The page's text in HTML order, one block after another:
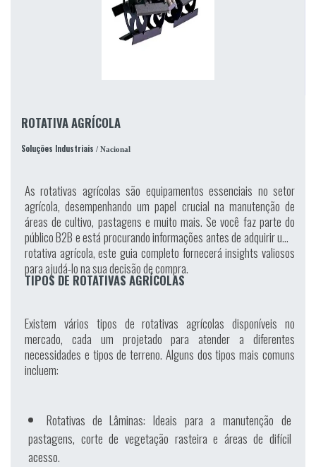
ROTATIVA AGRÍCOLA
Soluções Industriais / Nacional
As rotativas agrícolas são equipamentos essenciais no setor
agrícola, desempenhando um papel crucial na manutenção de
áreas de cultivo, pastagens e muito mais. Se você faz parte do
público B2B e está procurando informações antes de adquirir uma
rotativa agrícola, este guia completo fornecerá insights valiosos
para ajudá-lo na sua decisão de compra.
TIPOS DE ROTATIVAS AGRÍCOLAS
Existem vários tipos de rotativas agrícolas disponíveis no
mercado, cada um projetado para atender a diferentes
necessidades e tipos de terreno. Alguns dos tipos mais comuns
incluem:
Rotativas de Lâminas: Ideais para a manutenção de
pastagens, corte de vegetação rasteira e áreas de difícil
acesso.